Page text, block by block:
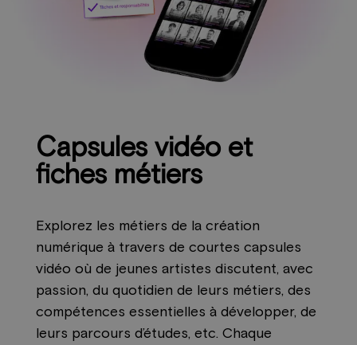
Capsules vidéo et
fiches métiers
Explorez les métiers de la création
numérique à travers de courtes capsules
vidéo où de jeunes artistes discutent, avec
passion, du quotidien de leurs métiers, des
compétences essentielles à développer, de
leurs parcours d’études, etc. Chaque